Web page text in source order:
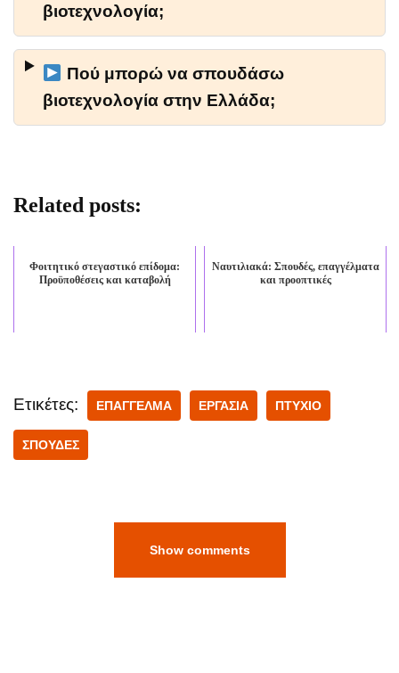
βιοτεχνολογία;
Πού μπορώ να σπουδάσω
βιοτεχνολογία στην Ελλάδα;
Related posts:
Φοιτητικό στεγαστικό επίδομα:
Προϋποθέσεις και καταβολή
Ναυτιλιακά: Σπουδές, επαγγέλματα
και προοπτικές
Ετικέτες: ΕΠΑΓΓΕΛΜΑ ΕΡΓΑΣΙΑ ΠΤΥΧΙΟ
ΣΠΟΥΔΕΣ
Show comments